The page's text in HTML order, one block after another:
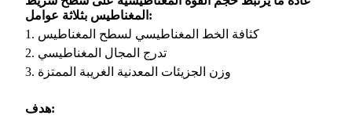
المغناطيس بثلاثة عوامل:
1. كثافة الخط المغناطيسي لسطح المغناطيس
2. تدرج المجال المغناطيسي
3. وزن الجزيئات المعدنية الغريبة الممتزة
هدف: